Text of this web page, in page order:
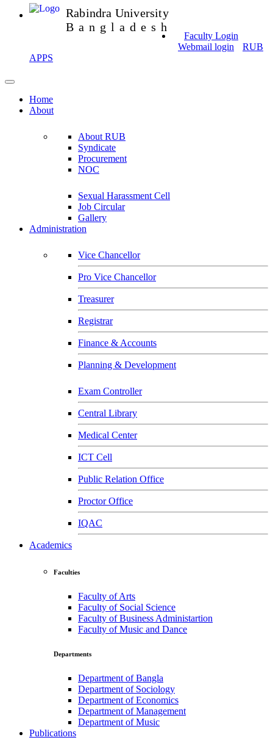
Rabindra University
Bangladesh
Faculty Login
Webmail login
RUB
APPS
Home
About
About RUB
Syndicate
Procurement
NOC
Sexual Harassment Cell
Job Circular
Gallery
Administration
Vice Chancellor
Pro Vice Chancellor
Treasurer
Registrar
Finance & Accounts
Planning & Development
Exam Controller
Central Library
Medical Center
ICT Cell
Public Relation Office
Proctor Office
IQAC
Academics
Faculties
Faculty of Arts
Faculty of Social Science
Faculty of Business Administartion
Faculty of Music and Dance
Departments
Department of Bangla
Department of Sociology
Department of Economics
Department of Management
Department of Music
Publications